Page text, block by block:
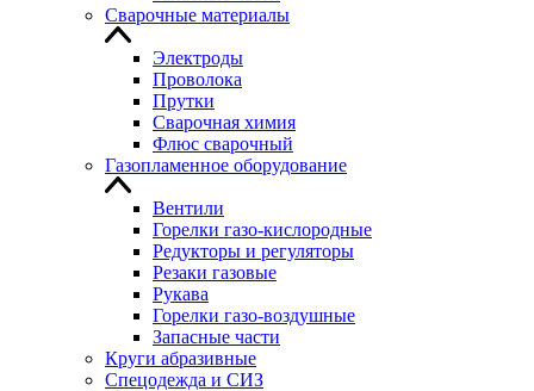
Сварочные материалы
Электроды
Проволока
Прутки
Сварочная химия
Флюс сварочный
Газопламенное оборудование
Вентили
Горелки газо-кислородные
Редукторы и регуляторы
Резаки газовые
Рукава
Горелки газо-воздушные
Запасные части
Круги абразивные
Спецодежда и СИЗ